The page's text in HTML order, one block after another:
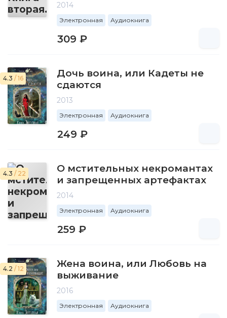
2014
Электронная Аудиокнига
309 ₽
4.3 / 16
Дочь воина, или Кадеты не
сдаются
2013
Электронная Аудиокнига
249 ₽
4.3 / 22
О мстительных некромантах
и запрещенных артефактах
2014
Электронная Аудиокнига
259 ₽
4.2 / 12
Жена воина, или Любовь на
выживание
2016
Электронная Аудиокнига